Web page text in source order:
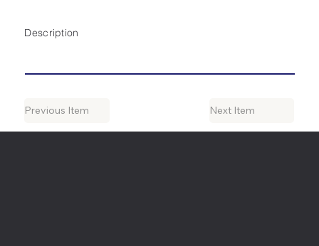
Description
Previous Item Next Item